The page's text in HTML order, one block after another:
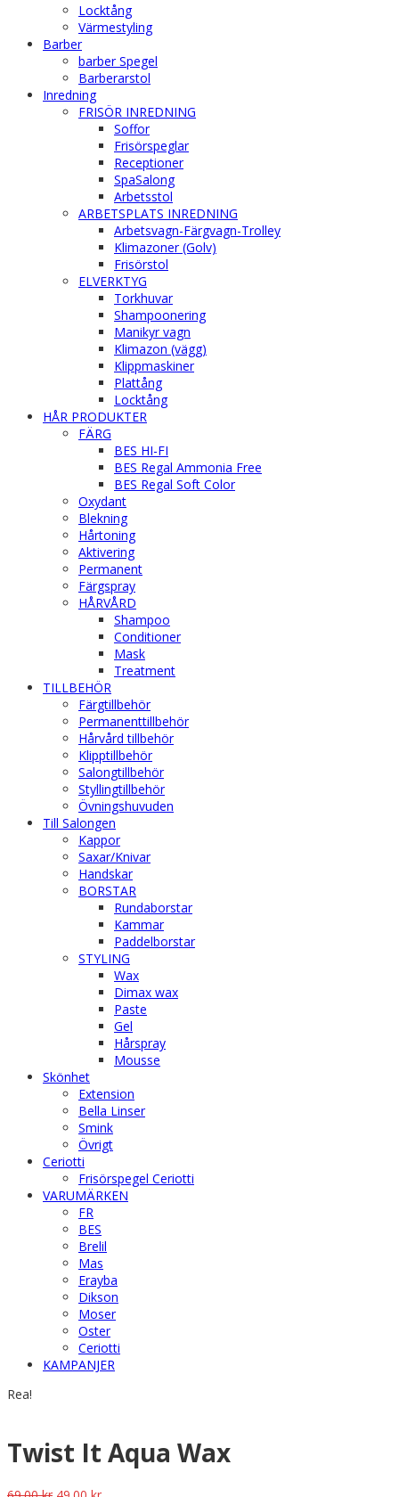
Locktång
Värmestyling
Barber
barber Spegel
Barberarstol
Inredning
FRISÖR INREDNING
Soffor
Frisörspeglar
Receptioner
SpaSalong
Arbetsstol
ARBETSPLATS INREDNING
Arbetsvagn-Färgvagn-Trolley
Klimazoner (Golv)
Frisörstol
ELVERKTYG
Torkhuvar
Shampoonering
Manikyr vagn
Klimazon (vägg)
Klippmaskiner
Plattång
Locktång
HÅR PRODUKTER
FÄRG
BES HI-FI
BES Regal Ammonia Free
BES Regal Soft Color
Oxydant
Blekning
Hårtoning
Aktivering
Permanent
Färgspray
HÅRVÅRD
Shampoo
Conditioner
Mask
Treatment
TILLBEHÖR
Färgtillbehör
Permanenttillbehör
Hårvård tillbehör
Klipptillbehör
Salongtillbehör
Styllingtillbehör
Övningshuvuden
Till Salongen
Kappor
Saxar/Knivar
Handskar
BORSTAR
Rundaborstar
Kammar
Paddelborstar
STYLING
Wax
Dimax wax
Paste
Gel
Hårspray
Mousse
Skönhet
Extension
Bella Linser
Smink
Övrigt
Ceriotti
Frisörspegel Ceriotti
VARUMÄRKEN
FR
BES
Brelil
Mas
Erayba
Dikson
Moser
Oster
Ceriotti
KAMPANJER
Rea!
Twist It Aqua Wax